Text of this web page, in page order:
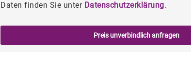
Daten finden Sie unter Datenschutzerklärung.
Preis unverbindlich anfragen